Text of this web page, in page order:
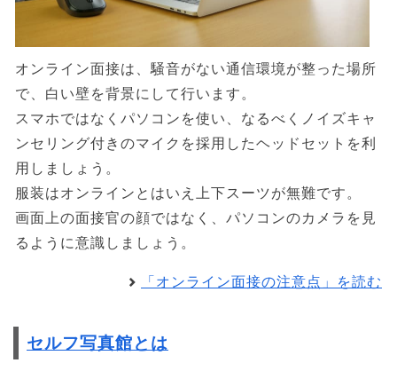
オンライン面接は、騒音がない通信環境が整った場所
で、白い壁を背景にして行います。
スマホではなくパソコンを使い、なるべくノイズキャ
ンセリング付きのマイクを採用したヘッドセットを利
用しましょう。
服装はオンラインとはいえ上下スーツが無難です。
画面上の面接官の顔ではなく、パソコンのカメラを見
るように意識しましょう。
「オンライン面接の注意点」を読む
セルフ写真館とは